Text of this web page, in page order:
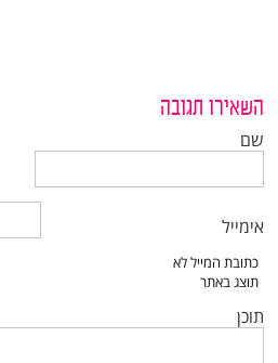
השאירו תגובה
שם
אימייל
תוכן